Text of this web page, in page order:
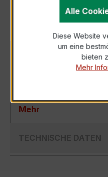
Der EASKD 31.5
Mehr
TECHNISCHE DATEN
Alle
Diese Website
um eine
bieten
Mehr